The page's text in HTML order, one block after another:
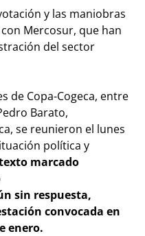
y las maniobras
Mercosur, que han
del sector
de Copa-Cogeca, entre
Barato,
se reunieron el lunes
política y
marcado
sin respuesta,
convocada en
enero.